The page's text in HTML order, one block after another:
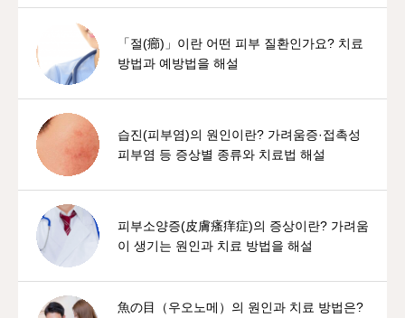
「절(癤)」이란 어떤 피부 질환인가요? 치료
방법과 예방법을 해설
습진(피부염)의 원인이란? 가려움증·접촉성
피부염 등 증상별 종류와 치료법 해설
피부소양증(皮膚瘙痒症)의 증상이란? 가려움
이 생기는 원인과 치료 방법을 해설
魚の目（우오노메）의 원인과 치료 방법은?